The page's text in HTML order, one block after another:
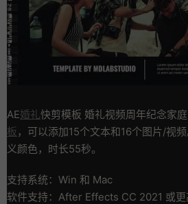
AE婚礼快剪模板 婚礼视频周年纪念家
板 ，可以添加15个文本和16个图片/视
义颜色，时长55秒。
支持系统：Win 和 Mac
软件支持：After Effects CC 2021 或更